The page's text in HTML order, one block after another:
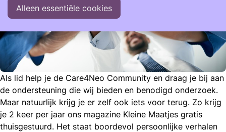
Als lid help je de Care4Neo Community en draag je bij aan
de ondersteuning die wij bieden en benodigd onderzoek.
Maar natuurlijk krijg je er zelf ook iets voor terug. Zo krijg
je 2 keer per jaar ons magazine Kleine Maatjes gratis
thuisgestuurd. Het staat boordevol persoonlijke verhalen
Alleen essentiële cookies